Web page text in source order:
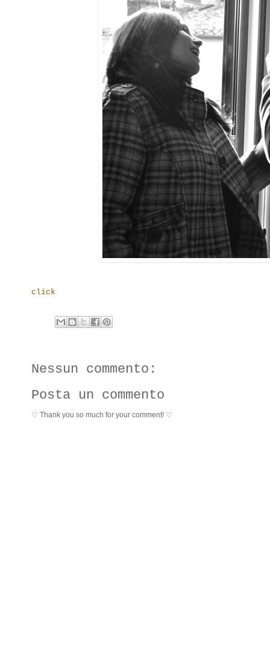
click
Nessun commento:
Posta un commento
♡ Thank you so much for your comment! ♡